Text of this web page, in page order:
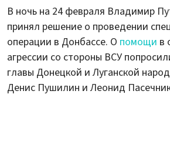
В ночь на 24 февраля Владимир
принял решение о проведении
операции в Донбассе. О помощи в
агрессии со стороны ВСУ
главы Донецкой и Луганской
Денис Пушилин и Леонид